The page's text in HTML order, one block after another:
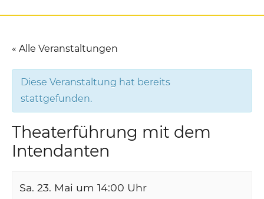
« Alle Veranstaltungen
Diese Veranstaltung hat bereits
stattgefunden.
Theaterführung mit dem
Intendanten
Sa. 23. Mai um 14:00 Uhr